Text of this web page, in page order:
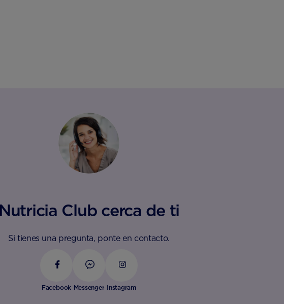
Nutricia Club cerca de ti
Si tienes una pregunta, ponte en contacto.
Facebook Messenger Instagram